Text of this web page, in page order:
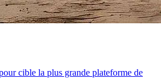
cible la plus grande plateforme de